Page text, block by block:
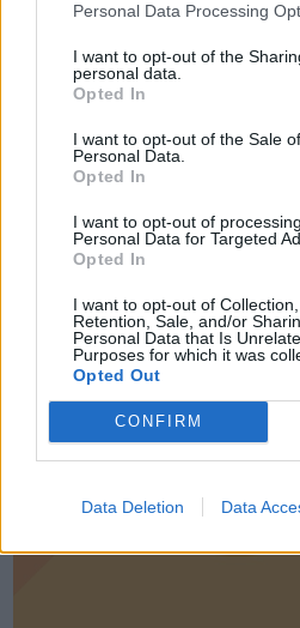
Personal Data Processing
I want to opt-out of the
personal data.
Opted In
I want to opt-out of the Sale
Personal Data.
Opted In
I want to opt-out of
Personal Data for Targeted
Opted In
I want to opt-out of Collection,
Retention, Sale, and/or
Personal Data that Is
Purposes for which it was
Opted Out
CONFIRM
Data Deletion Data
Acconsento al trattamento dei dati
LE MIGLIORI